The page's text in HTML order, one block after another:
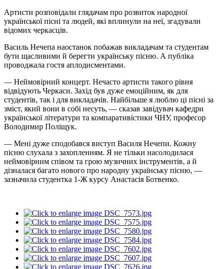
Артисти розповідали глядачам про розвиток народної
української пісні та людей, які вплинули на неї, згадували
відомих черкасців.
Василь Нечепа наостанок побажав викладачам та студентам
бути щасливими й берегти українську пісню. А публіка
проводжала гостя аплодисментами.
— Неймовірний концерт. Нечасто артисти такого рівня
відвідують Черкаси. Захід був дуже емоційним, як для
студентів, так і для викладачів. Найбільше я люблю ці пісні за
зміст, який вони в собі несуть, — сказав завідувач кафедри
української літератури та компаративістики ЧНУ, професор
Володимир Поліщук.
— Мені дуже сподобався виступ Василя Нечепи. Кожну
пісню слухала з захопленням. Я не тільки насолодилася
неймовірним співом та грою музичних інструментів, а й
дізналася багато нового про народну українську пісню, —
зазначила студентка 1-Ж курсу Анастасія Ботвенко.